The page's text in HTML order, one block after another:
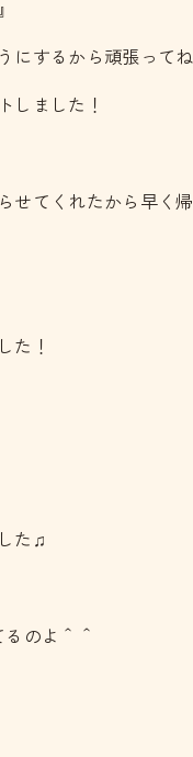
にするから頑張ってね
しました！
せてくれたから早く
た！
た♫
のよ＾＾